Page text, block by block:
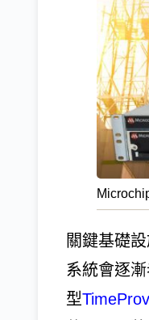
關鍵基礎
系統會逐
型